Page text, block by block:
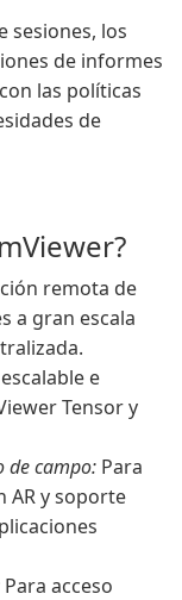
sesiones, los
de informes
las políticas
de
remota de
a gran escala
e
Tensor y
de campo: Para
AR y soporte
Para acceso